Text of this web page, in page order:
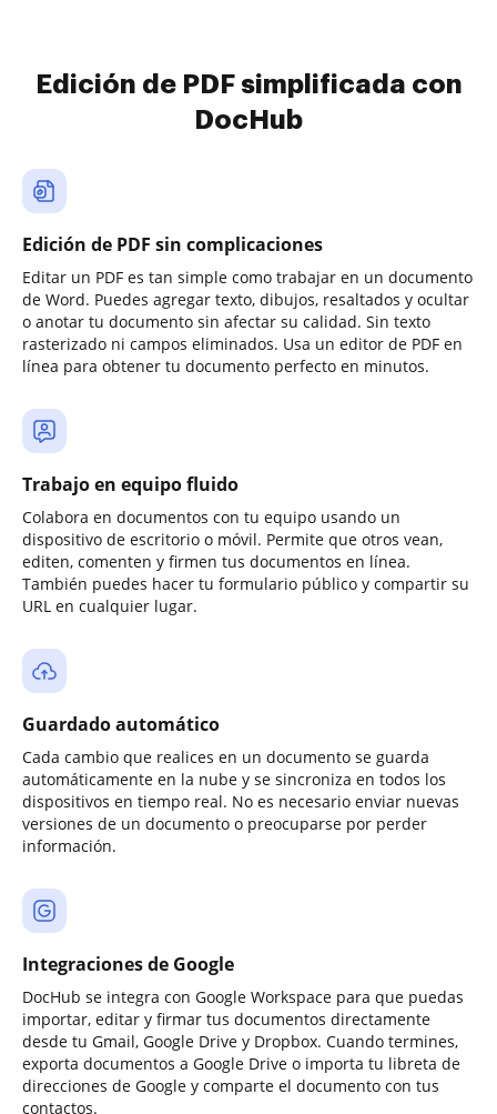
Edición de PDF simplificada con
DocHub
Edición de PDF sin complicaciones
Editar un PDF es tan simple como trabajar en un documento
de Word. Puedes agregar texto, dibujos, resaltados y ocultar
o anotar tu documento sin afectar su calidad. Sin texto
rasterizado ni campos eliminados. Usa un editor de PDF en
línea para obtener tu documento perfecto en minutos.
Trabajo en equipo fluido
Colabora en documentos con tu equipo usando un
dispositivo de escritorio o móvil. Permite que otros vean,
editen, comenten y firmen tus documentos en línea.
También puedes hacer tu formulario público y compartir su
URL en cualquier lugar.
Guardado automático
Cada cambio que realices en un documento se guarda
automáticamente en la nube y se sincroniza en todos los
dispositivos en tiempo real. No es necesario enviar nuevas
versiones de un documento o preocuparse por perder
información.
Integraciones de Google
DocHub se integra con Google Workspace para que puedas
importar, editar y firmar tus documentos directamente
desde tu Gmail, Google Drive y Dropbox. Cuando termines,
exporta documentos a Google Drive o importa tu libreta de
direcciones de Google y comparte el documento con tus
contactos.